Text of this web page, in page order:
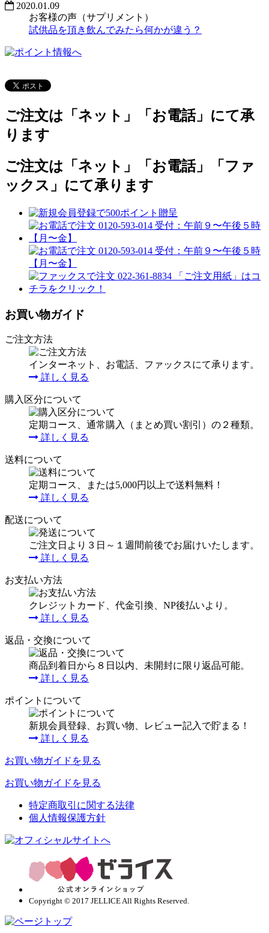
2020.01.09
お客様の声（サプリメント）
試供品を頂き飲んでみたら何かが違う？
ご注文は「ネット」「お電話」にて承
ります
ご注文は「ネット」「お電話」「ファ
ックス」にて承ります
お買い物ガイド
ご注文方法
インターネット、お電話、ファックスにて承ります。
詳しく見る
購入区分について
定期コース、通常購入（まとめ買い割引）の２種類。
詳しく見る
送料について
定期コース、または5,000円以上で送料無料！
詳しく見る
配送について
ご注文日より３日～１週間前後でお届けいたします。
詳しく見る
お支払い方法
クレジットカード、代金引換、NP後払いより。
詳しく見る
返品・交換について
商品到着日から８日以内、未開封に限り返品可能。
詳しく見る
ポイントについて
新規会員登録、お買い物、レビュー記入で貯まる！
詳しく見る
お買い物ガイドを見る
お買い物ガイドを見る
特定商取引に関する法律
個人情報保護方針
Copyright © 2017 JELLICE All Rights Reserved.